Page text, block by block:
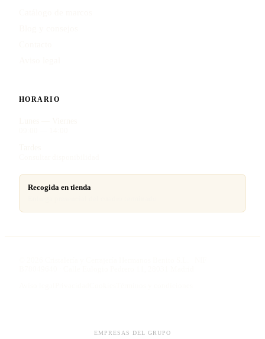
HORARIO
Recogida en tienda
EMPRESAS DEL GRUPO